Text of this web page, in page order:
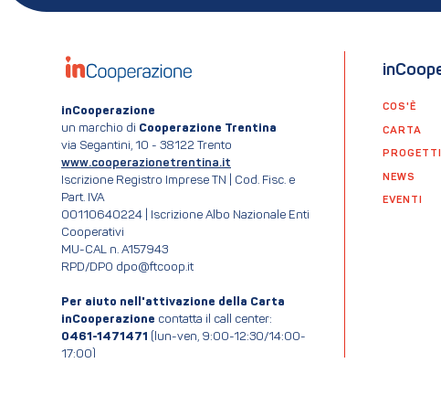
inCooperazione
un marchio di Cooperazione Trentina
via Segantini, 10 - 38122 Trento
www.cooperazionetrentina.it
Iscrizione Registro Imprese TN | Cod. Fisc. e
Part. IVA
00110640224 | Iscrizione Albo Nazionale Enti
Cooperativi
MU-CAL n. A157943
RPD/DPO dpo@ftcoop.it
Per aiuto nell'attivazione della Carta
inCooperazione contatta il call center:
0461-1471471
(lun-ven, 9:00-12:30/14:00-
17:00)
COS'È
CARTA
PROGETTI
NEWS
EVENTI